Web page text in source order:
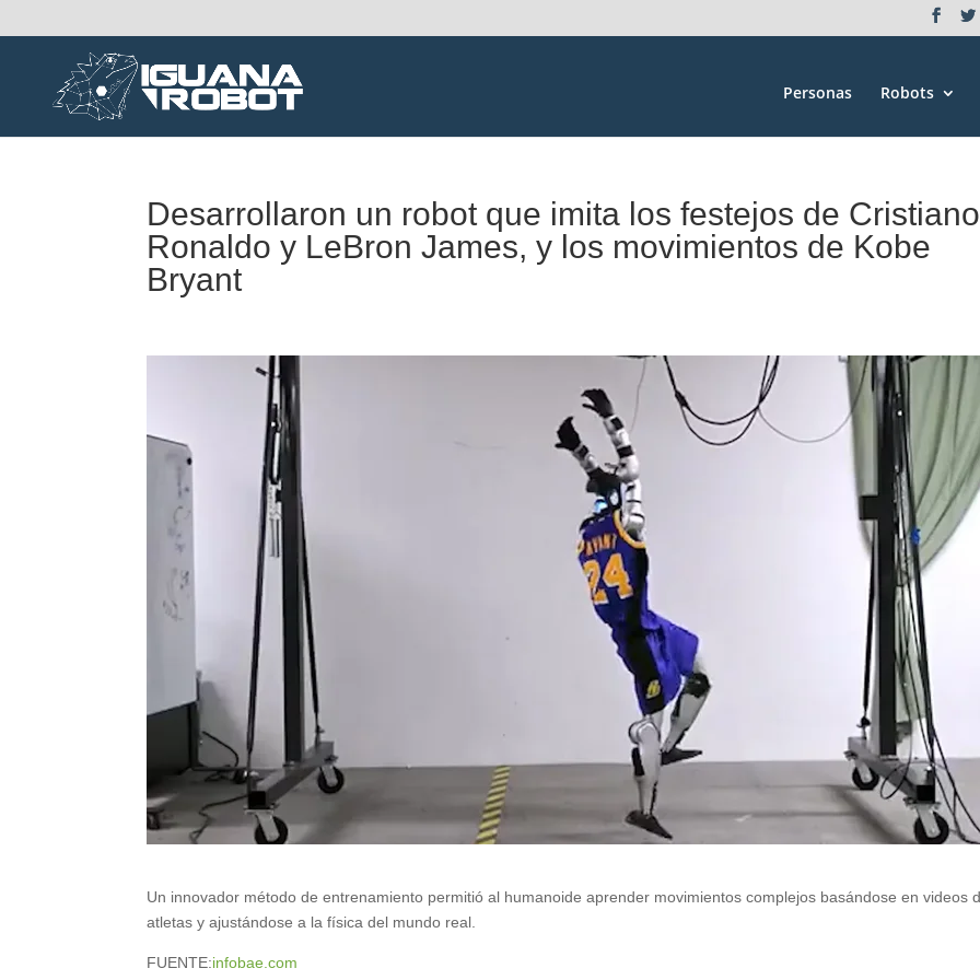
Personas Robots
Desarrollaron un robot que imita los festejos de Cristiano
Ronaldo y LeBron James, y los movimientos de Kobe
Bryant
Un innovador método de entrenamiento permitió al humanoide aprender movimientos complejos basándose en videos
atletas y ajustándose a la física del mundo real.
FUENTE:infobae.com